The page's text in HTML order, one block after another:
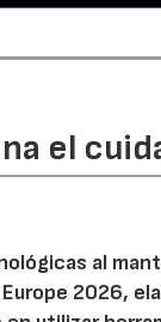
el
al
2026,